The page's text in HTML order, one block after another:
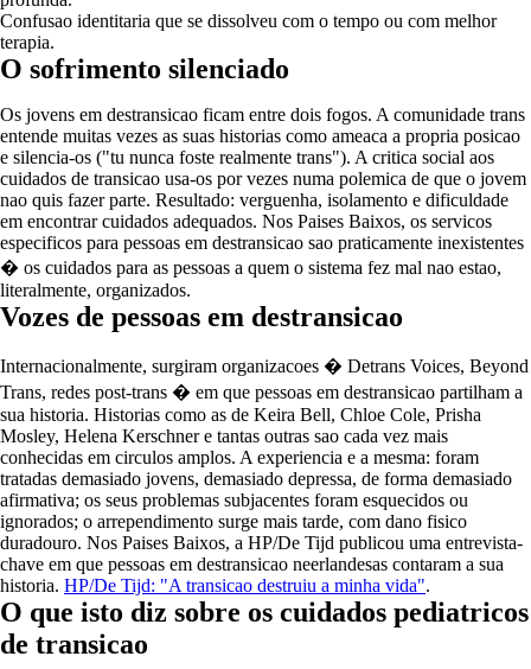
Confusao identitaria que se dissolveu com o tempo ou com melhor
terapia.
O sofrimento silenciado
Os jovens em destransicao ficam entre dois fogos. A comunidade trans
entende muitas vezes as suas historias como ameaca a propria posicao
e silencia-os ("tu nunca foste realmente trans"). A critica social aos
cuidados de transicao usa-os por vezes numa polemica de que o jovem
nao quis fazer parte. Resultado: verguenha, isolamento e dificuldade
em encontrar cuidados adequados. Nos Paises Baixos, os servicos
especificos para pessoas em destransicao sao praticamente inexistentes
� os cuidados para as pessoas a quem o sistema fez mal nao estao,
literalmente, organizados.
Vozes de pessoas em destransicao
Internacionalmente, surgiram organizacoes � Detrans Voices, Beyond
Trans, redes post-trans � em que pessoas em destransicao partilham a
sua historia. Historias como as de Keira Bell, Chloe Cole, Prisha
Mosley, Helena Kerschner e tantas outras sao cada vez mais
conhecidas em circulos amplos. A experiencia e a mesma: foram
tratadas demasiado jovens, demasiado depressa, de forma demasiado
afirmativa; os seus problemas subjacentes foram esquecidos ou
ignorados; o arrependimento surge mais tarde, com dano fisico
duradouro. Nos Paises Baixos, a HP/De Tijd publicou uma entrevista-
chave em que pessoas em destransicao neerlandesas contaram a sua
historia. HP/De Tijd: "A transicao destruiu a minha vida".
O que isto diz sobre os cuidados pediatricos
de transicao